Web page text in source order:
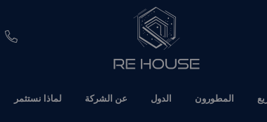
المطورون الدول عن الشركة لماذا نستثمر